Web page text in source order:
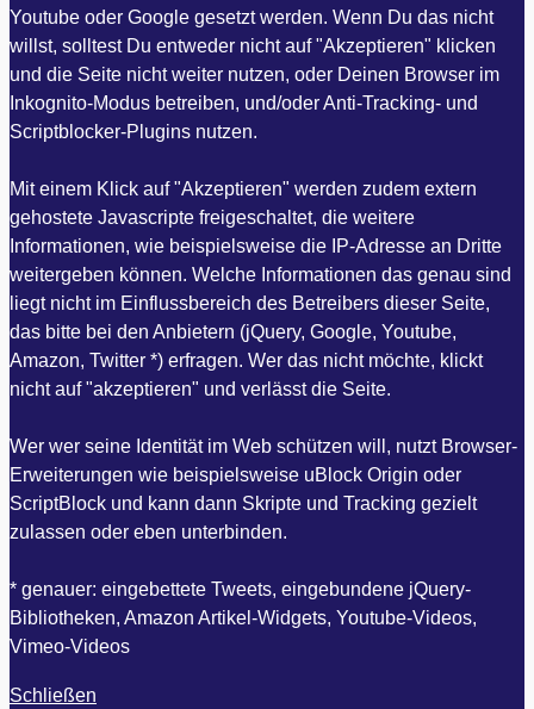
Youtube oder Google gesetzt werden. Wenn Du das nicht
willst, solltest Du entweder nicht auf "Akzeptieren" klicken
und die Seite nicht weiter nutzen, oder Deinen Browser im
Inkognito-Modus betreiben, und/oder Anti-Tracking- und
Scriptblocker-Plugins nutzen.
Mit einem Klick auf "Akzeptieren" werden zudem extern
gehostete Javascripte freigeschaltet, die weitere
Informationen, wie beispielsweise die IP-Adresse an Dritte
weitergeben können. Welche Informationen das genau sind
liegt nicht im Einflussbereich des Betreibers dieser Seite,
das bitte bei den Anbietern (jQuery, Google, Youtube,
Amazon, Twitter *) erfragen. Wer das nicht möchte, klickt
nicht auf "akzeptieren" und verlässt die Seite.
Wer wer seine Identität im Web schützen will, nutzt Browser-
Erweiterungen wie beispielsweise uBlock Origin oder
ScriptBlock und kann dann Skripte und Tracking gezielt
zulassen oder eben unterbinden.
* genauer: eingebettete Tweets, eingebundene jQuery-
Bibliotheken, Amazon Artikel-Widgets, Youtube-Videos,
Vimeo-Videos
Schließen